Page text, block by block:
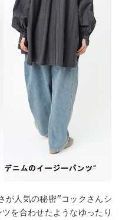
が人気の秘密”コックさんシ
を合わせたようなゆったり